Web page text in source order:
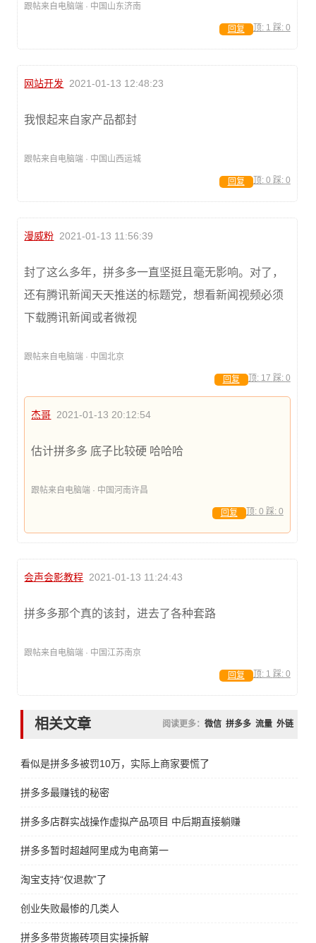
跟帖来自电脑端 · 中国山东济南
顶: 1 踩: 0
回复
网站开发 2021-01-13 12:48:23
我恨起来自家产品都封
跟帖来自电脑端 · 中国山西运城
顶: 0 踩: 0
回复
漫威粉 2021-01-13 11:56:39
封了这么多年，拼多多一直坚挺且毫无影响。对了，
还有腾讯新闻天天推送的标题党，想看新闻视频必须
下载腾讯新闻或者微视
跟帖来自电脑端 · 中国北京
顶: 17 踩: 0
回复
杰哥 2021-01-13 20:12:54
估计拼多多 底子比较硬 哈哈哈
跟帖来自电脑端 · 中国河南许昌
顶: 0 踩: 0
回复
会声会影教程 2021-01-13 11:24:43
拼多多那个真的该封，进去了各种套路
跟帖来自电脑端 · 中国江苏南京
顶: 1 踩: 0
回复
相关文章 阅读更多： 微信 拼多多 流量 外链
看似是拼多多被罚10万，实际上商家要慌了
拼多多最赚钱的秘密
拼多多店群实战操作虚拟产品项目 中后期直接躺赚
拼多多暂时超越阿里成为电商第一
淘宝支持“仅退款”了
创业失败最惨的几类人
拼多多带货搬砖项目实操拆解